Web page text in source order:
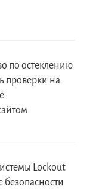
по остеклению
проверки на
Lockout